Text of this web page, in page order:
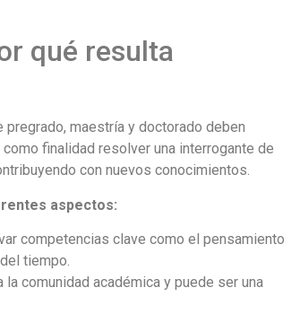
qué resulta
maestría y doctorado deben
finalidad resolver una interrogante de
con nuevos conocimientos.
aspectos:
competencias clave como el pensamiento
tiempo.
comunidad académica y puede ser una